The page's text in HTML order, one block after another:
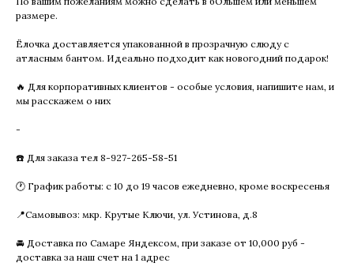
размере.
Ёлочка доставляется упакованной в прозрачную слюду с
атласным бантом. Идеально подходит как новогодний подарок!
🔥 Для корпоративных клиентов - особые условия, напишите нам, и
мы расскажем о них
-
☎️ Для заказа тел 8-927-265-58-51
🕐 График работы: с 10 до 19 часов ежедневно, кроме воскресенья
📍Самовывоз: мкр. Крутые Ключи, ул. Устинова, д.8
🚘 Доставка по Самаре Яндексом, при заказе от 10,000 руб -
доставка за наш счет на 1 адрес